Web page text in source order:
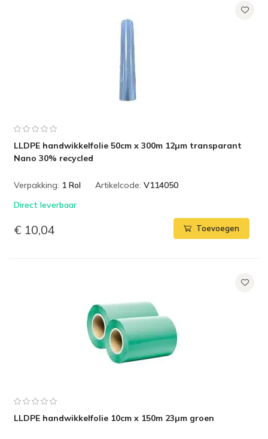
LLDPE handwikkelfolie 50cm x 300m 12µm transparant
Nano 30% recycled
Verpakking: 1 Rol Artikelcode: V114050
Direct leverbaar
€ 10,04 Toevoegen
LLDPE handwikkelfolie 10cm x 150m 23µm groen